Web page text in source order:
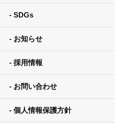
SDGs
お知らせ
採用情報
お問い合わせ
個人情報保護方針